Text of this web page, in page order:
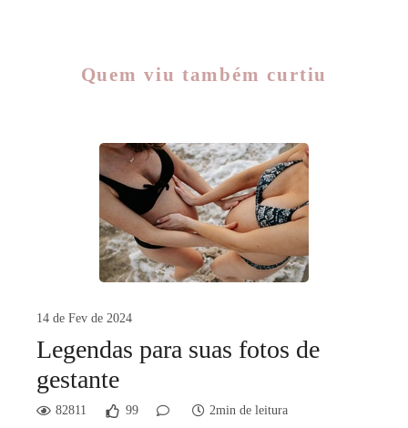
Quem viu também curtiu
14 de Fev de 2024
Legendas para suas fotos de
gestante
82811 99 2min de leitura